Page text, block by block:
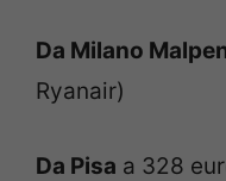
Da Milano
Ryanair)
Da Pisa a 328